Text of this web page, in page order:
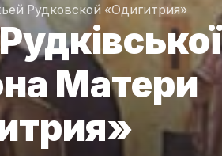
Рудковской «Одигитрия»
Матери